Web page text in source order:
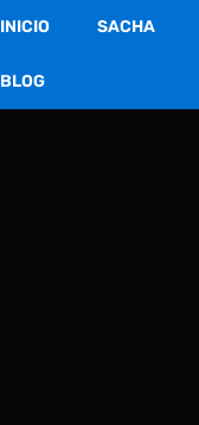
INICIO SACHA
BLOG